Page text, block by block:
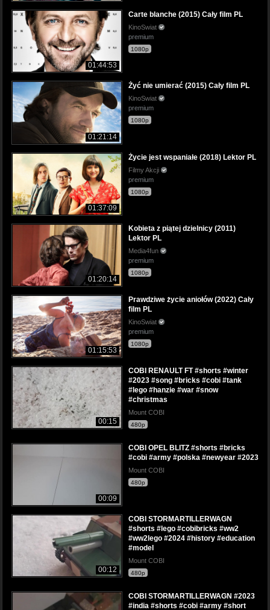
01:44:53
Carte blanche (2015) Cały film PL
KinoSwiat
premium
1080p
01:21:14
Żyć nie umierać (2015) Cały film PL
KinoSwiat
premium
1080p
01:37:09
Życie jest wspaniałe (2018) Lektor PL
Filmy Akcji
premium
1080p
01:20:14
Kobieta z piątej dzielnicy (2011)
Lektor PL
Media4fun
premium
1080p
01:15:53
Prawdziwe życie aniołów (2022) Cały
film PL
KinoSwiat
premium
1080p
00:15
COBI RENAULT FT #shorts #winter
#2023 #song #bricks #cobi #tank
#lego #hanzie #war #snow
#christmas
Mount COBI
480p
00:09
COBI OPEL BLITZ #shorts #bricks
#cobi #army #polska #newyear #2023
Mount COBI
480p
00:12
COBI STORMARTILLERWAGN
#shorts #lego #cobibricks #ww2
#ww2lego #2024 #history #education
#model
Mount COBI
480p
COBI STORMARTILLERWAGN #2023
#india #shorts #cobi #army #short